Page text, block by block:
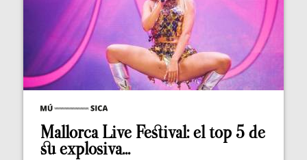
Mallorca Live Festival: el top 5 de
su explosiva...